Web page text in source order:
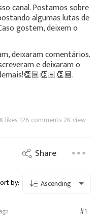
canal. Postamos sobre
algumas lutas de
gostem, deixem o
deixaram comentários.
e deixaram o
likes 126 comments 2K view
Share
by: Ascending
#1